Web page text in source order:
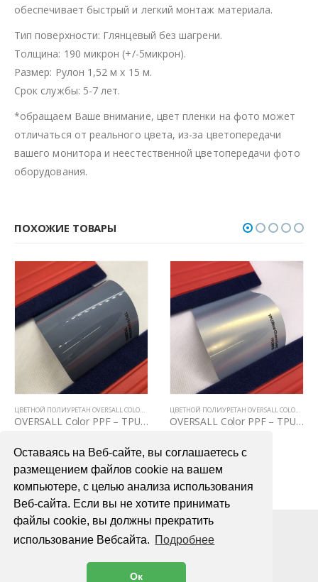
Оставаясь на Веб-сайте, вы соглашаетесь с
размещением файлов cookie на вашем
компьютере, с целью анализа использования
Веб-сайта. Если вы не хотите принимать
файлы cookie, вы должны прекратить
использование Вебсайта. Подробнее
Ок
обеспечивает быстрый и легкий монтаж материала.
Тип поверхности: Глянцевый без шагрени.
Толщина: 190 микрон (+/-5микрон).
Размер: Рулон 1,52 м х 15 м.
Срок службы: 5-7 лет.
*обращаем Ваше внимание, цвет пленки на фото может
отличаться от реального цвета, из-за цветопередачи
вашего монитора и неестественной цветопередачи фото
оборудования.
ПОХОЖИЕ ТОВАРЫ
ЦВЕТНОЙ ПОЛИУРЕТАН OVERSALL COLOR PPF
OVERSALL Color PPF – TPU3002 Meteor blue
В КОРЗИНУ
ЦВЕТНОЙ ПОЛИУРЕТАН OVERSALL COLOR PPF
OVERSALL Color PPF – TPU2013 Blue Charm Gold
В КОРЗИНУ